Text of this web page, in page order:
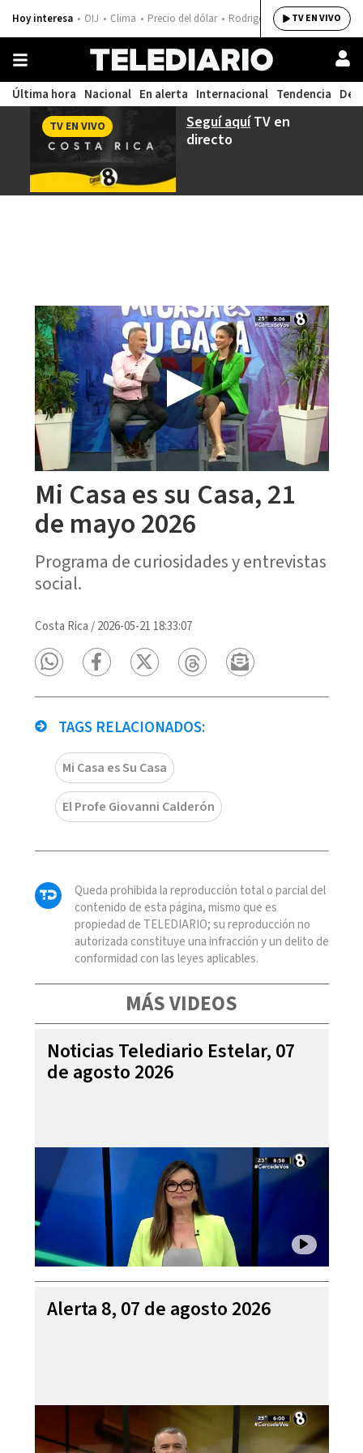
Hoy interesa OIJ Clima Precio del dólar Rodrigo ChavesTV EN VIVO
Última hora Nacional En alerta Internacional Tendencia
Seguí aquíTV en
directo
TV EN VIVO
Mi Casa es su Casa, 21
de mayo 2026
Programa de curiosidades y entrevistas
social.
Costa Rica /2026-05-21 18:33:07
TAGS RELACIONADOS:
Mi Casa es Su Casa
El Profe Giovanni Calderón
Queda prohibida la reproducción total o parcial del
contenido de esta página, mismo que es
propiedad de TELEDIARIO; su reproducción no
autorizada constituye una infracción y un delito de
conformidad con las leyes aplicables.
MÁS VIDEOS
Noticias Telediario Estelar, 07
de agosto 2026
Alerta 8, 07 de agosto 2026